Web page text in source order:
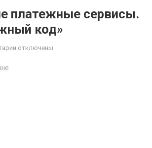
платежные сервисы.
код»
отключены